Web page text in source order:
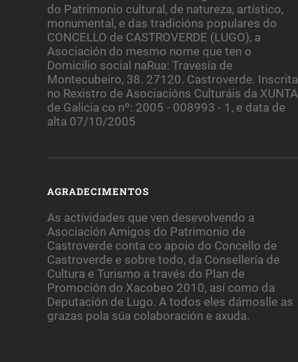
do Patrimonio cultural, de natureza, artístico,
monumental, e das tradicións populares do
CONCELLO de CASTROVERDE (LUGO), a
Asociación do mesmo nome que ten o
Domicilio social naRua: Travesía de
Montecubeiro, 38. 27120. Castroverde. Inscrita
no Rexistro de Asociacións Culturáis da XUNTA
de Galicia co nº: 2005 - 008993 - 1, e data de
alta 07/10/2005
AGRADECIMENTOS
As actividades que ven desevolvendo a
Asociación Amigos do Patrimonio de
Castroverde conta co apoio do Concello de
Castroverde e sobre todo, da Consellería de
Cultura e Turismo a través do Plan de
Promoción do Xacobeo 2010, así como da
Deputación de Lugo. A todos eles dámoslle as
grazas pola súa colaboración e axuda.